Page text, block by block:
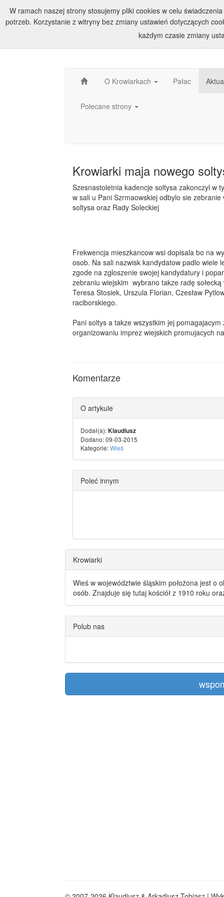
O Krowiarkach Pałac
Polecane strony
Krowiarki maja nowego
Szesnastoletnia kadencje soltysa zakonczyl w
w sali u Pani Szrmaowskiej odbylo sie
soltysa oraz Rady Soleckiej
Frekwencja mieszkancow wsi dopisala bo na
osob. Na sali nazwisk kandydatow padlo wiele
zgode na zgloszenie swojej kandydatury i
zebraniu wiejskim wybrano takze radę
Teresa Stosiek, Urszula Florian, Czesław
raciborskiego.
Pani soltys a takze wszystkim jej
organizowaniu imprez wiejskich promujacych
Komentarze
O artykule
Dodał(a):Klaudiusz
Dodano: 09-03-2015
Kategorie:Wieś
Poleć innym
Krowiarki
Wieś w województwie śląskim położona jest o
osób. Znajduje się tutaj kościół z 1910 roku
Polub nas
W ramach naszej strony stosujemy pliki cookies w celu
potrzeb. Korzystanie z witryny bez zmiany ustawień dotyczących
każdym czasie zmiany